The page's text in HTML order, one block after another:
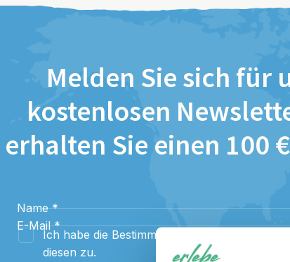
Melden Sie sich für
kostenlosen
erhalten Sie einen 100
Name *
E-Mail *
Ich habe die Bestimmungen zum
diesen zu.